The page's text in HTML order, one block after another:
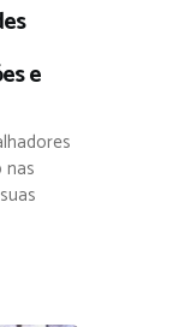
e
nas